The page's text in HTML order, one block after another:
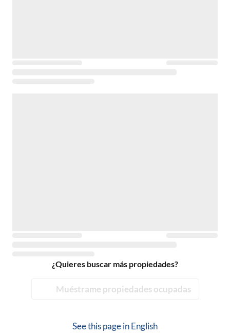
¿Quieres buscar más propiedades?
Muéstrame propiedades ocupadas
See this page inEnglish